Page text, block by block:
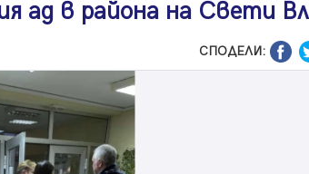
ад в района на Свети
СПОДЕЛИ: